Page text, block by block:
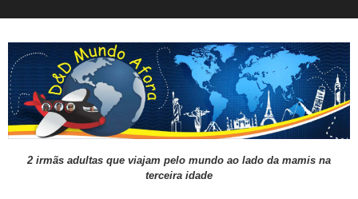
2 irmãs adultas que viajam pelo mundo ao lado da mamis na
terceira idade